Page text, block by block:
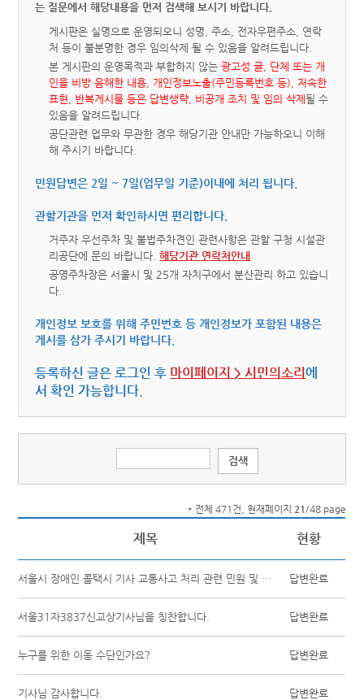
는 질문에서 해당내용을 먼저 검색해 보시기 바랍니다.
게시판은 실명으로 운영되오니 성명, 주소, 전자우편주소, 연락
처 등이 불분명한 경우 임의삭제 될 수 있음을 알려드립니다.
본 게시판의 운영목적과 부합하지 않는광고성 글, 단체 또는 개
인을 비방·음해한 내용, 개인정보노출(주민등록번호 등), 저속한
표현, 반복게시물 등은 답변생략, 비공개 조치 및 임의 삭제될 수
있음을 알려드립니다.
공단관련 업무와 무관한 경우 해당기관 안내만 가능하오니 이해
해 주시기 바랍니다.
민원답변은 2일 ~ 7일(업무일 기준)이내에 처리 됩니다.
관할기관을 먼저 확인하시면 편리합니다.
거주자 우선주차 및 불법주차견인 관련사항은 관할 구청 시설관
리공단에 문의 바랍니다.해당기관 연락처안내
공영주차장은 서울시 및 25개 자치구에서 분산관리 하고 있습니
다.
개인정보 보호를 위해 주민번호 등 개인정보가 포함된 내용은
게시를 삼가 주시기 바랍니다.
등록하신 글은 로그인 후 마이페이지 > 시민의소리에
서 확인 가능합니다.
* 전체 471건, 현재페이지 21/48 page
제목 현황
서울시 장애인 콜택시 기사 교통사고 처리 관련 민원 및 징계 요청 답변완료
서울31자3837신교상기사님을 칭찬합니다. 답변완료
누구를 위한 이동 수단인가요? 답변완료
기사님 감사합니다. 답변완료